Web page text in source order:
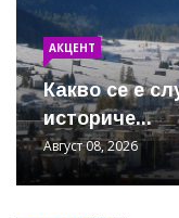
АКЦЕНТ
Какво се е
историче...
Август 08, 2026